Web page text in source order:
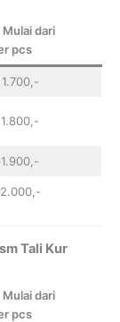
Mulai dari
pcs
1.700,-
Tali Kur
Mulai dari
pcs